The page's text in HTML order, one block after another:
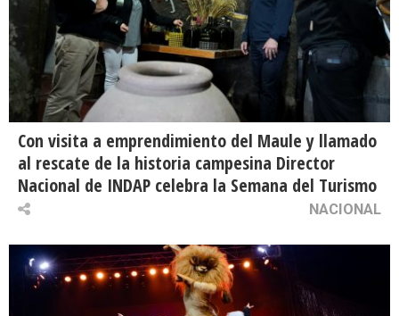
Con visita a emprendimiento del Maule y llamado
al rescate de la historia campesina Director
Nacional de INDAP celebra la Semana del Turismo
NACIONAL